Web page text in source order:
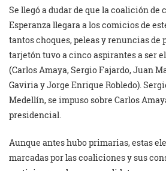
Se llegó a dudar de que la coalición de
Esperanza llegara a los comicios de
tantos choques, peleas y renuncias de
tarjetón tuvo a cinco aspirantes a ser
(Carlos Amaya, Sergio Fajardo, Juan
Gaviria y Jorge Enrique Robledo).
Medellín, se impuso sobre Carlos
presidencial.
Aunque antes hubo primarias, estas
marcadas por las coaliciones y sus